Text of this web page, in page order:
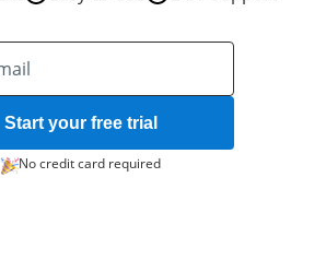
Start your free trial
No credit card required